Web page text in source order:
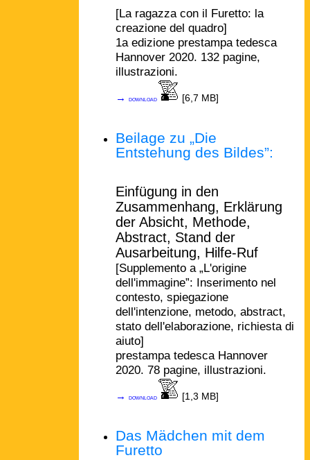
[La ragazza con il Furetto: la
creazione del quadro]
1a edizione prestampa tedesca
Hannover 2020. 132 pagine,
illustrazioni.
→download [6,7 MB]
Beilage zu „Die
Entstehung des Bildes”:
Einfügung in den
Zusammenhang, Erklärung
der Absicht, Methode,
Abstract, Stand der
Ausarbeitung, Hilfe-Ruf
[Supplemento a „L'origine
dell'immagine”: Inserimento nel
contesto, spiegazione
dell'intenzione, metodo, abstract,
stato dell'elaborazione, richiesta di
aiuto]
prestampa tedesca Hannover
2020. 78 pagine, illustrazioni.
→download [1,3 MB]
Das Mädchen mit dem
Furetto